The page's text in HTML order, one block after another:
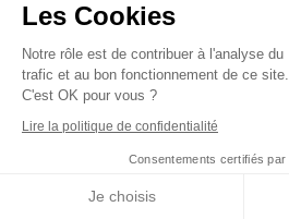
Les Cookies
Notre rôle est de contribuer à l'analyse du
trafic et au bon fonctionnement de ce site.
C'est OK pour vous ?
Lire la politique de confidentialité
Consentements certifiés par
Je choisis